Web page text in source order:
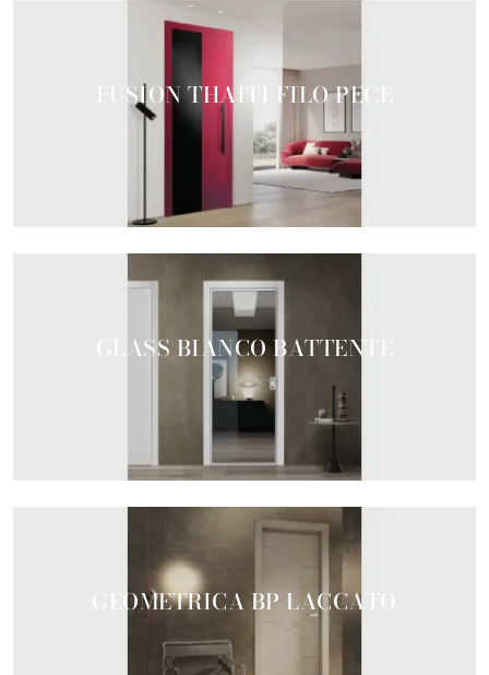
FUSION THAITI FILO PECE
GLASS BIANCO BATTENTE
GEOMETRICA BP LACCATO